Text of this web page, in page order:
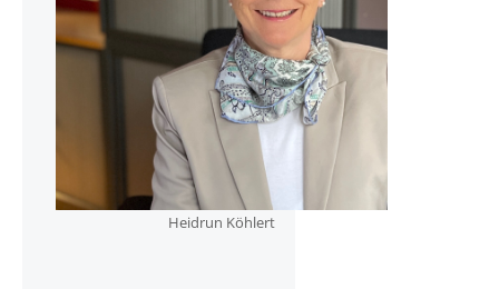
Heidrun Köhlert